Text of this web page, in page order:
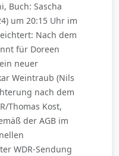
Buch: Sascha
um 20:15 Uhr im
Nach dem
für Doreen
neuer
Weintraub (Nils
nach dem
Thomas Kost,
der AGB im
WDR-Sendung